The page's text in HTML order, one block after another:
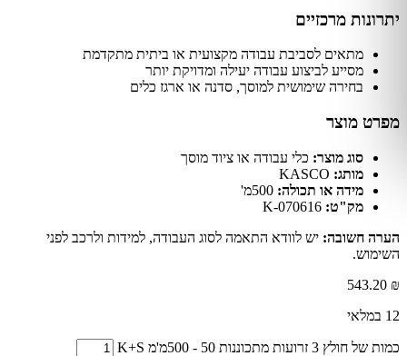
יתרונות מרכזיים
מתאים לסביבת עבודה מקצועית או ביתית מתקדמת
מסייע לביצוע עבודה יעילה ומדויקת יותר
בחירה שימושית למוסך, סדנה או ארגז כלים
מפרט מוצר
סוג מוצר: כלי עבודה או ציוד מוסך
מותג:
מידה או תכולה:
מק"ט:
הערה חשובה: יש לוודא התאמה לסוג העבודה, למידות ולרכב לפני
השימוש.
543.20 ₪
12 במלאי
כמות של חולץ 3 זרועות מתכוננות 50 - 500מ'מ K+S